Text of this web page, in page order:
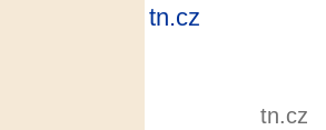
tn.cz
tn.cz